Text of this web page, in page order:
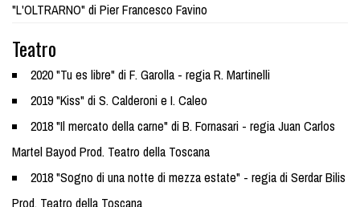
"L'OLTRARNO" di Pier Francesco Favino
Teatro
2020 "Tu es libre" di F. Garolla - regia R. Martinelli
2019 "Kiss" di S. Calderoni e I. Caleo
2018 "Il mercato della carne" di B. Fornasari - regia Juan Carlos
Martel Bayod Prod. Teatro della Toscana
2018 "Sogno di una notte di mezza estate" - regia di Serdar Bilis
Prod. Teatro della Toscana